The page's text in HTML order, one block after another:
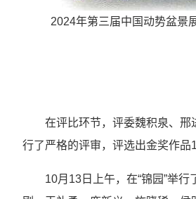
2024年第三届中国动势盆景
在评比环节，评委魏积泉、
行了严格的评审，评选出金奖作
10月13日上午，在“锦园”举